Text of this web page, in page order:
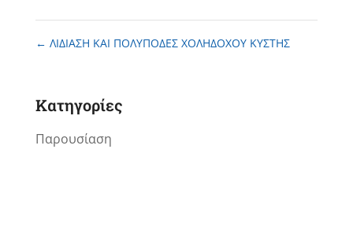
← ΛΙΔΙΑΣΗ ΚΑΙ ΠΟΛΥΠΟΔΕΣ ΧΟΛΗΔΟΧΟΥ ΚΥΣΤΗΣ
Kατηγορίες
Παρουσίαση